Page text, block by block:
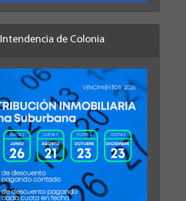
Intendencia de Colonia